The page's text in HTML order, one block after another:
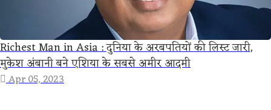
Richest Man in Asia : दुनिया के अरबपतियों की लिस्ट जारी,
मुकेश अंबानी बने एशिया के सबसे अमीर आदमी
Apr 05, 2023